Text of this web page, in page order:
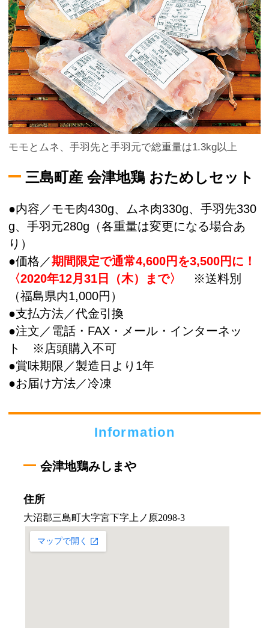
モモとムネ、手羽先と手羽元で総重量は1.3kg以上
三島町産 会津地鶏 おためしセット
●内容／モモ肉430g、ムネ肉330g、手羽先330
g、手羽元280g（各重量は変更になる場合あ
り）
●価格／期間限定で通常4,600円を3,500円に！
〈2020年12月31日（木）まで〉
※送料別
（福島県内1,000円）
●支払方法／代金引換
●注文／電話・FAX・メール・インターネッ
ト ※店頭購入不可
●賞味期限／製造日より1年
●お届け方法／冷凍
Information
会津地鶏みしまや
住所